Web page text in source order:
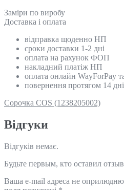
Замiри по виробу
Доставка і оплата
відправка щоденно НП
сроки доставки 1-2 дні
оплата на рахунок ФОП
накладний платіж НП
оплата онлайн WayForPay
повернення протягом 14
Сорочка COS (1238205002)
Відгуки
Відгуків немає.
Будьте первым, кто оставил
Ваша e-mail адреса не